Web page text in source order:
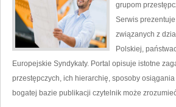
grupom
Serwis
związanych z
Polskiej,
Europejskie Syndykaty. Portal opisuje istotne
przestępczych, ich hierarchię, sposoby
bogatej bazie publikacji czytelnik może